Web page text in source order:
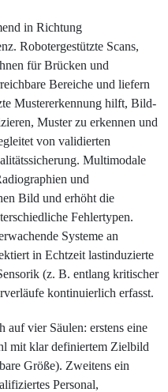
in Richtung
Robotergestützte Scans,
für Brücken und
Bereiche und liefern
Mustererkennung hilft, Bild-
Muster zu erkennen und
von validierten
Multimodale
und
Bild und erhöht die
Fehlertypen.
Systeme an
in Echtzeit lastinduzierte
(z. B. entlang kritischer
kontinuierlich erfasst.
auf vier Säulen: erstens eine
mit klar definiertem Zielbild
Größe). Zweitens ein
Personal,